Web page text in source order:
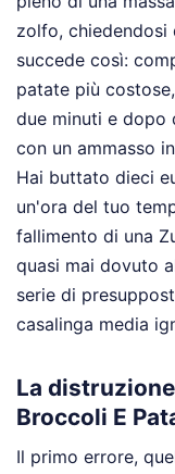
zolfo, chiedendosi
succede così:
patate più
due minuti e
con un ammasso
Hai buttato dieci
un'ora del tuo
fallimento di una
quasi mai dovuto
serie di
casalinga media
La
Broccoli E
Il primo errore,